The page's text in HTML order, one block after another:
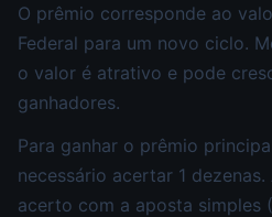
O prêmio corresponde ao
Federal para um novo ciclo.
o valor é atrativo e pode
ganhadores.
Para ganhar o prêmio
necessário acertar 1
acerto com a aposta simples